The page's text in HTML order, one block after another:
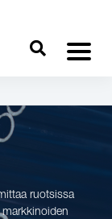
ruotsissa